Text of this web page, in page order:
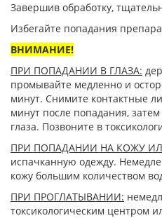
Завершив обработку,
Избегайте попадания
ВНИМАНИЕ!
ПРИ ПОПАДАНИИ В ГЛАЗА:
промывайте медленно и
минут. Снимите контактные
минут после попадания,
глаза. Позвоните в
ПРИ ПОПАДАНИИ НА КОЖУ
испачканную одежду.
кожу большим количеством
ПРИ ПРОГЛАТЫВАНИИ:
токсикологическим центром